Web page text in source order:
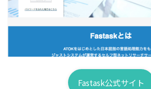
Fastask公式サイト